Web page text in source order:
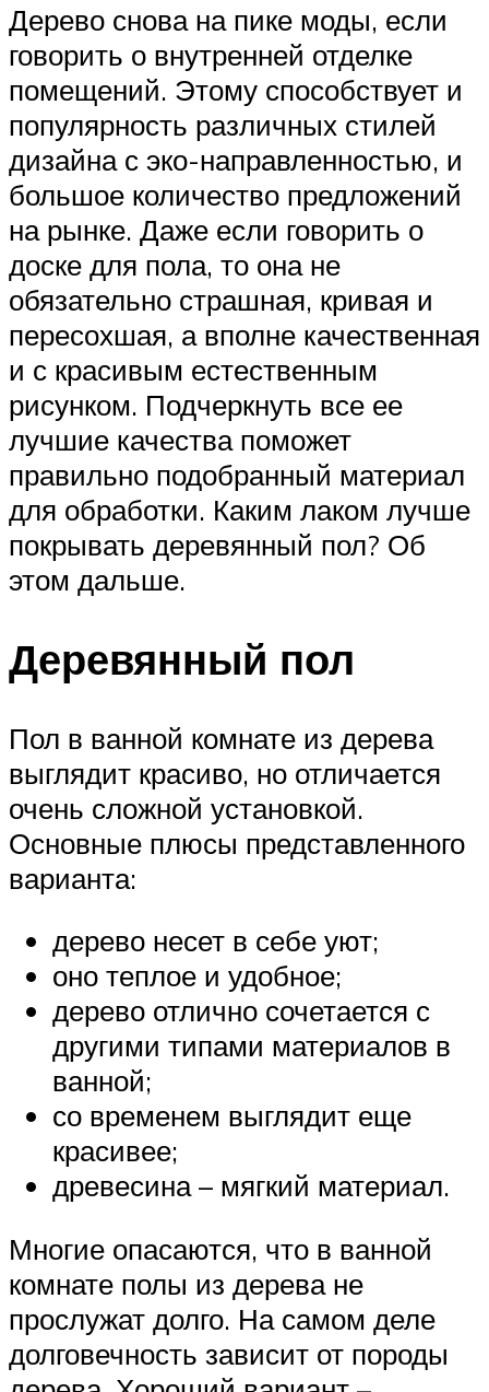
Дерево снова на пике моды, если
говорить о внутренней отделке
помещений. Этому способствует и
популярность различных стилей
дизайна с эко-направленностью, и
большое количество предложений
на рынке. Даже если говорить о
доске для пола, то она не
обязательно страшная, кривая и
пересохшая, а вполне качественная
и с красивым естественным
рисунком. Подчеркнуть все ее
лучшие качества поможет
правильно подобранный материал
для обработки. Каким лаком лучше
покрывать деревянный пол? Об
этом дальше.
Деревянный пол
Пол в ванной комнате из дерева
выглядит красиво, но отличается
очень сложной установкой.
Основные плюсы представленного
варианта:
дерево несет в себе уют;
оно теплое и удобное;
дерево отлично сочетается с
другими типами материалов в
ванной;
со временем выглядит еще
красивее;
древесина – мягкий материал.
Многие опасаются, что в ванной
комнате полы из дерева не
прослужат долго. На самом деле
долговечность зависит от породы